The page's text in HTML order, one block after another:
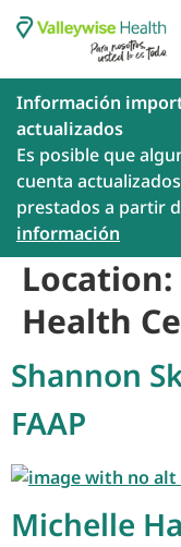
Información
actualizados
Es posible que
cuenta
prestados a partir
información
Location:
Health
Shannon
FAAP
Michelle